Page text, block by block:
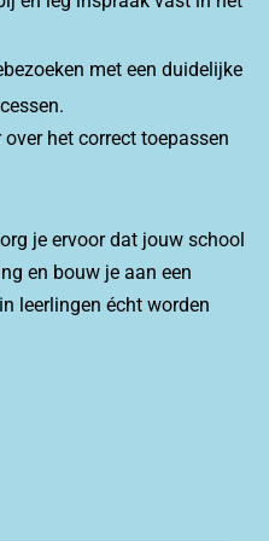
met een duidelijke
het correct toepassen
je ervoor dat jouw school
en bouw je aan een
leerlingen écht worden